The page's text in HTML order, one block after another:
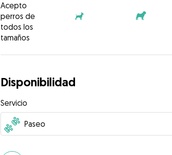
Acepto
perros de
todos los
tamaños
Disponibilidad
Servicio